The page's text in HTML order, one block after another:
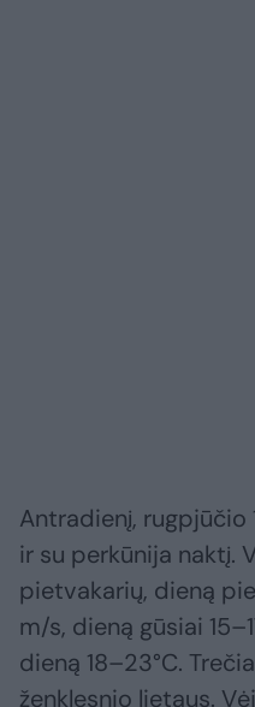
Antradienį, rugpjūčio
ir su perkūnija naktį.
pietvakarių, dieną
m/s, dieną gūsiai
dieną 18–23°C.
ženklesnio lietaus.